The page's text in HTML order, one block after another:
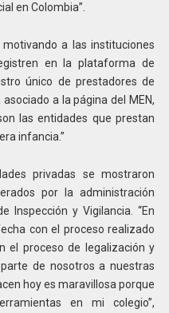
en Colombia”.
a las instituciones
en la plataforma de
único de prestadores de
a la página del MEN,
las entidades que prestan
infancia.”
privadas se mostraron
por la administración
Inspección y Vigilancia. “En
con el proceso realizado
el proceso de legalización y
de nosotros a nuestras
hoy es maravillosa porque
en mi colegio”,